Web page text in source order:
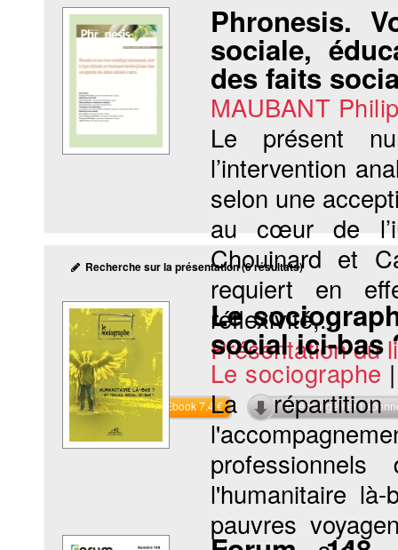
Phronesis.
sociale,
des faits
MAUBANT
Le présent
l’intervention
selon une
au cœur de
Chouinard et
requiert en
réflexivité,...
Présentation du
Commander l'Ebook 7.4 € Téléchargement
Recherche sur la présentation (6 résultats)
Le
social ici-bas
Le sociographe
La
l'humanitaire
pauvres